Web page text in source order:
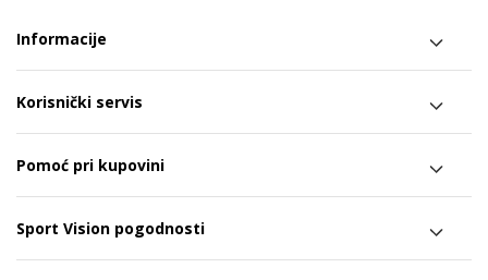
Informacije
Korisnički servis
Pomoć pri kupovini
Sport Vision pogodnosti